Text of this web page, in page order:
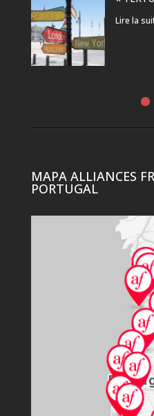
Lire la
MAPA ALLIANCES
PORTUGAL